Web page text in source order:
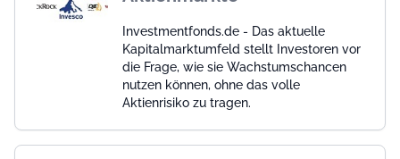
Investmentfonds.de - Das aktuelle
Kapitalmarktumfeld stellt Investoren vor
die Frage, wie sie Wachstumschancen
nutzen können, ohne das volle
Aktienrisiko zu tragen.